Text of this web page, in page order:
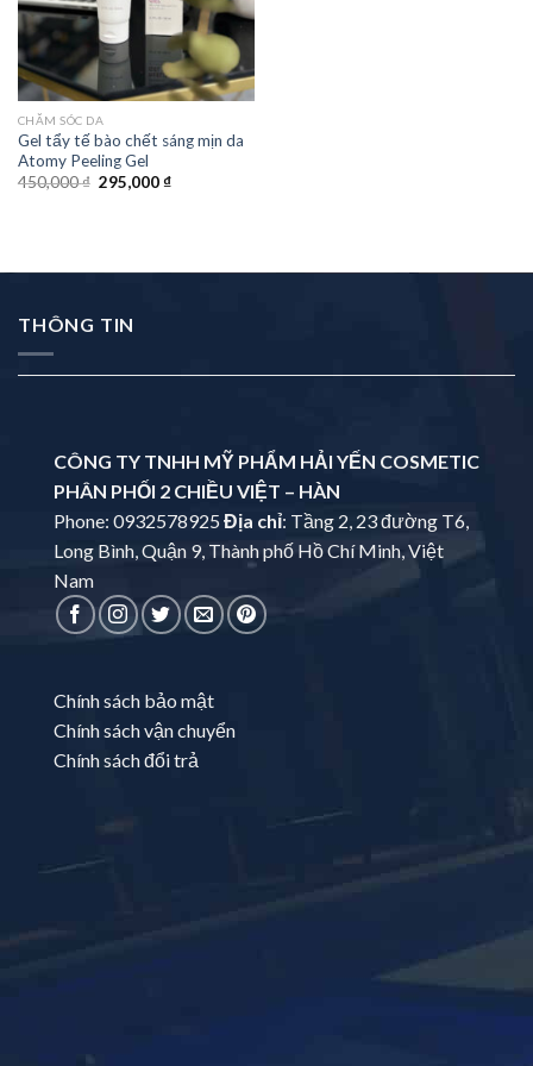
CHĂM SÓC DA
Gel tẩy tế bào chết sáng mịn da
Atomy Peeling Gel
450,000₫ 295,000₫
THÔNG TIN
CÔNG TY TNHH MỸ PHẨM HẢI YẾN COSMETIC
PHÂN PHỐI 2 CHIỀU VIỆT – HÀN
Phone: 0932578925Địa chỉ: Tầng 2, 23 đường T6,
Long Bình, Quận 9, Thành phố Hồ Chí Minh, Việt
Nam
Chính sách bảo mật
Chính sách vận chuyển
Chính sách đổi trả